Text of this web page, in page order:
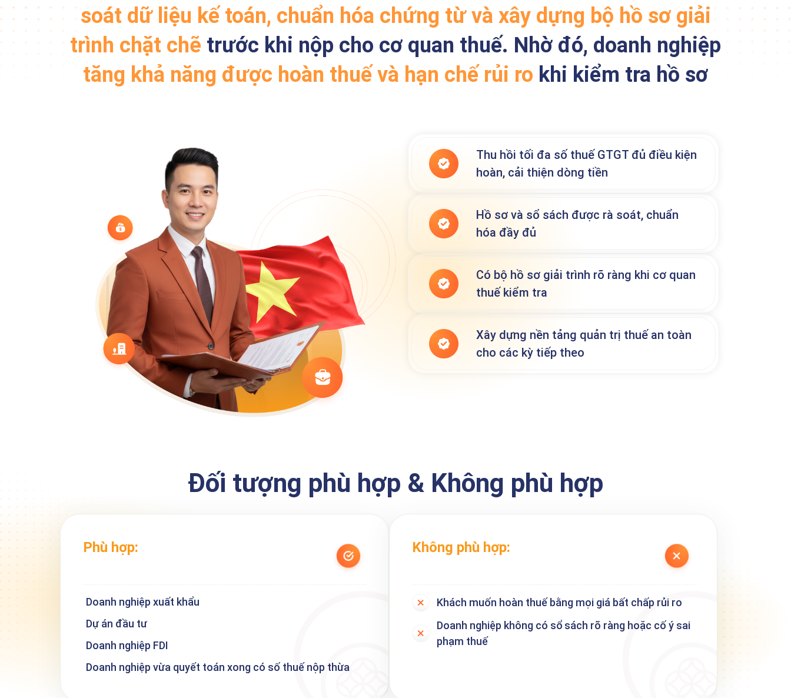
soát dữ liệu kế toán, chuẩn hóa chứng từ và xây dựng bộ hồ sơ giải
trình chặt chẽ trước khi nộp cho cơ quan thuế. Nhờ đó, doanh nghiệp
tăng khả năng được hoàn thuế và hạn chế rủi ro khi kiểm tra hồ sơ
Thu hồi tối đa số thuế GTGT đủ điều kiện
hoàn, cải thiện dòng tiền
Hồ sơ và sổ sách được rà soát, chuẩn
hóa đầy đủ
Có bộ hồ sơ giải trình rõ ràng khi cơ quan
thuế kiểm tra
Xây dựng nền tảng quản trị thuế an toàn
cho các kỳ tiếp theo
Đối tượng phù hợp & Không phù hợp
Phù hợp:
Doanh nghiệp xuất khẩu
Dự án đầu tư
Doanh nghiệp FDI
Doanh nghiệp vừa quyết toán xong có số thuế nộp thừa
Không phù hợp:
Khách muốn hoàn thuế bằng mọi giá bất chấp rủi ro
Doanh nghiệp không có sổ sách rõ ràng hoặc cố ý sai
phạm thuế